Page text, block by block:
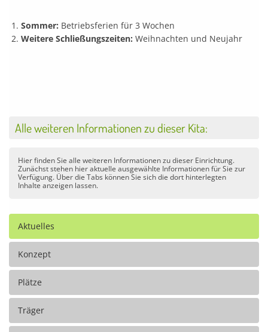
Sommer: Betriebsferien für 3 Wochen
Weitere Schließungszeiten: Weihnachten und Neujahr
Alle weiteren Informationen zu dieser Kita:
Hier finden Sie alle weiteren Informationen zu dieser Einrichtung.
Zunächst stehen hier aktuelle ausgewählte Informationen für Sie zur
Verfügung. Über die Tabs können Sie sich die dort hinterlegten
Inhalte anzeigen lassen.
Aktuelles
Konzept
Plätze
Träger